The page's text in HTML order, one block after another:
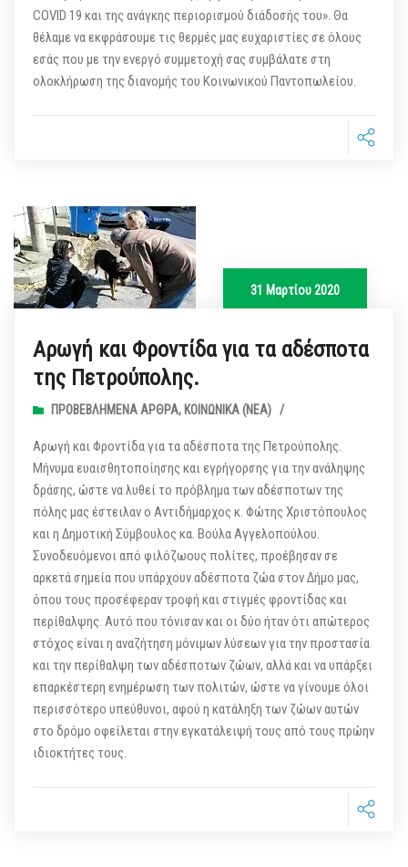
COVID 19 και της ανάγκης περιορισμού διάδοσής του». Θα
θέλαμε να εκφράσουμε τις θερμές μας ευχαριστίες σε όλους
εσάς που με την ενεργό συμμετοχή σας συμβάλατε στη
ολοκλήρωση της διανομής του Κοινωνικού Παντοπωλείου.
31 Μαρτίου 2020
Αρωγή και Φροντίδα για τα αδέσποτα
της Πετρούπολης.
ΠΡΟΒΕΒΛΗΜΈΝΑ ΆΡΘΡΑ, ΚΟΙΝΩΝΙΚΆ (ΝΕΑ) /
Αρωγή και Φροντίδα για τα αδέσποτα της Πετρούπολης.
Μήνυμα ευαισθητοποίησης και εγρήγορσης για την ανάληψης
δράσης, ώστε να λυθεί το πρόβλημα των αδέσποτων της
πόλης μας έστειλαν ο Αντιδήμαρχος κ. Φώτης Χριστόπουλος
και η Δημοτική Σύμβουλος κα. Βούλα Αγγελοπούλου.
Συνοδευόμενοι από φιλόζωους πολίτες, προέβησαν σε
αρκετά σημεία που υπάρχουν αδέσποτα ζώα στον Δήμο μας,
όπου τους προσέφεραν τροφή και στιγμές φροντίδας και
περίθαλψης. Αυτό που τόνισαν και οι δύο ήταν ότι απώτερος
στόχος είναι η αναζήτηση μόνιμων λύσεων για την προστασία
και την περίθαλψη των αδέσποτων ζώων, αλλά και να υπάρξει
επαρκέστερη ενημέρωση των πολιτών, ώστε να γίνουμε όλοι
περισσότερο υπεύθυνοι, αφού η κατάληξη των ζώων αυτών
στο δρόμο οφείλεται στην εγκατάλειψή τους από τους πρώην
ιδιοκτήτες τους.